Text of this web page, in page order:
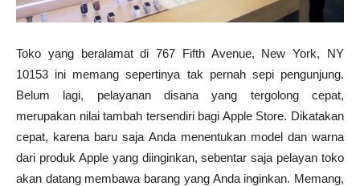
Toko yang beralamat di767 Fifth Avenue, New York, NY
10153 ini memang sepertinya tak pernah sepi pengunjung.
Belum lagi, pelayanan disana yang tergolong cepat,
merupakan nilai tambah tersendiri bagi Apple Store. Dikatakan
cepat, karena baru saja Anda menentukan model dan warna
dari produk Apple yang diinginkan, sebentar saja pelayan toko
akan datang membawa barang yang Anda inginkan. Memang,